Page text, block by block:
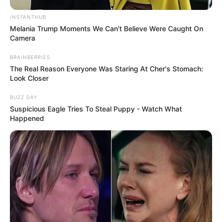
megjelentek a nyomozók a Fidesznél!
Kategóriák
Friss hírek
Művészek
Természet
Történetek
Világ
INSTANTHUB
Melania Trump Moments We Can't Believe Were Caught On
Camera
BRAINBERRIES
The Real Reason Everyone Was Staring At Cher's Stomach:
Look Closer
BUZZ DAY
Suspicious Eagle Tries To Steal Puppy - Watch What
Happened